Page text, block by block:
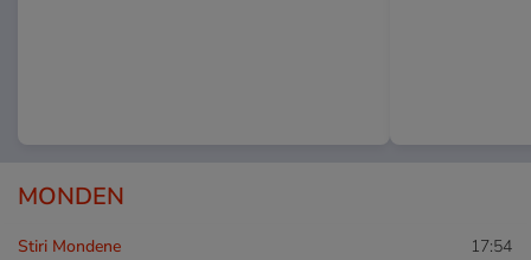
MONDEN
Stiri Mondene 17:54